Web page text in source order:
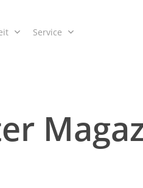
Service